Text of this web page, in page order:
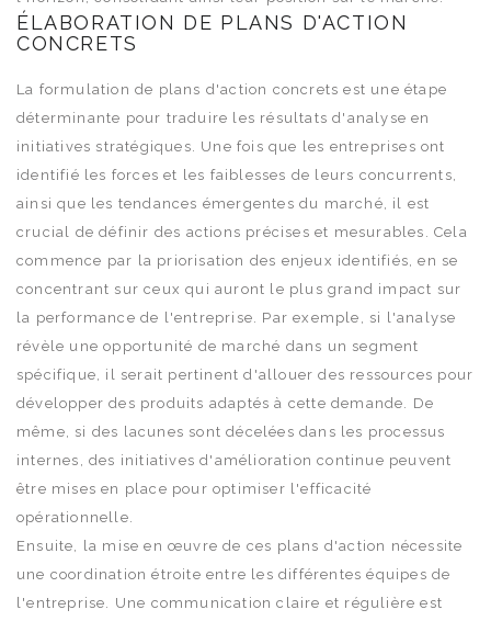
ÉLABORATION DE PLANS D'ACTION
CONCRETS
La formulation de plans d'action concrets est une étape
déterminante pour traduire les résultats d'analyse en
initiatives stratégiques. Une fois que les entreprises ont
identifié les forces et les faiblesses de leurs concurrents,
ainsi que les tendances émergentes du marché, il est
crucial de définir des actions précises et mesurables. Cela
commence par la priorisation des enjeux identifiés, en se
concentrant sur ceux qui auront le plus grand impact sur
la performance de l'entreprise. Par exemple, si l'analyse
révèle une opportunité de marché dans un segment
spécifique, il serait pertinent d'allouer des ressources pour
développer des produits adaptés à cette demande. De
même, si des lacunes sont décelées dans les processus
internes, des initiatives d'amélioration continue peuvent
être mises en place pour optimiser l'efficacité
opérationnelle.
Ensuite, la mise en œuvre de ces plans d'action nécessite
une coordination étroite entre les différentes équipes de
l'entreprise. Une communication claire et régulière est